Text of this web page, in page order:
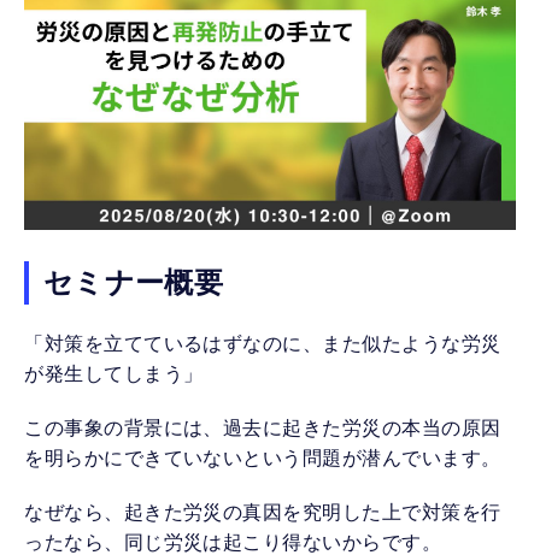
セミナー概要
「対策を立てているはずなのに、また似たような労災
が発生してしまう」
この事象の背景には、過去に起きた労災の本当の原因
を明らかにできていないという問題が潜んでいます。
なぜなら、起きた労災の真因を究明した上で対策を行
ったなら、同じ労災は起こり得ないからです。